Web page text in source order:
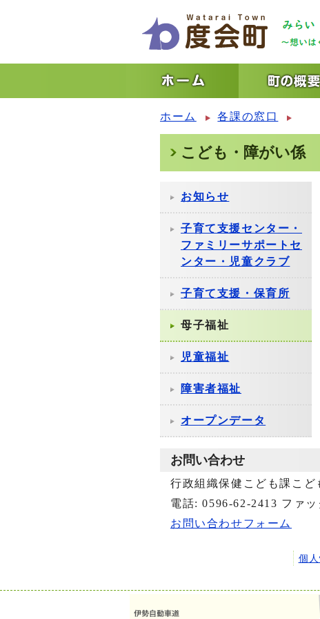
ホーム 各課の窓口
こども・障がい係
お知らせ
子育て支援センター・
ファミリーサポートセ
ンター・児童クラブ
子育て支援・保育所
母子福祉
児童福祉
障害者福祉
オープンデータ
お問い合わせ
行政組織保健こども課こど
電話: 0596-62-2413 ファ
お問い合わせフォーム
個